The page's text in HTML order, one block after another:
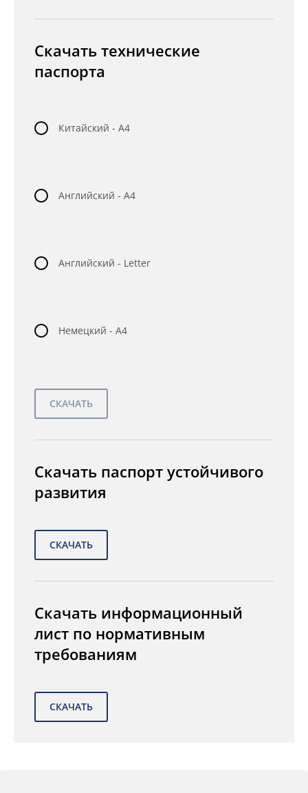
Скачать технические
паспорта
Китайский - A4
Английский - A4
Английский - Letter
Немецкий - A4
Скачать паспорт устойчивого
развития
Скачать информационный
лист по нормативным
требованиям